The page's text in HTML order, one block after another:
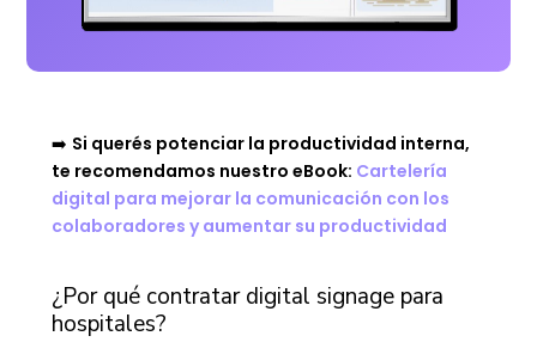
➡️ Si querés potenciar la productividad interna,
te recomendamos nuestro eBook: Cartelería
digital para mejorar la comunicación con los
colaboradores y aumentar su productividad
¿Por qué contratar digital signage para
hospitales?